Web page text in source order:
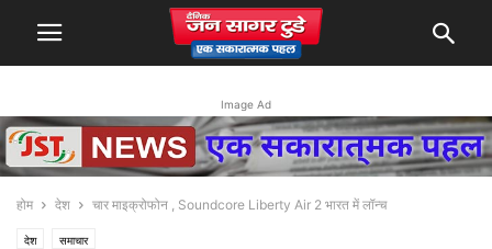
Image Ad
होम देश चार माइक्रोफोन , Soundcore Liberty Air 2 भारत में लॉन्च
देश समाचार